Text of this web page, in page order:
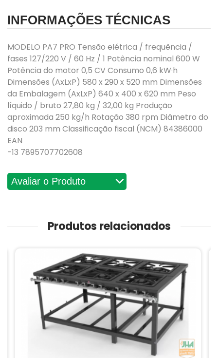
INFORMAÇÕES TÉCNICAS
MODELO PA7 PRO Tensão elétrica / frequência /
fases 127/220 V / 60 Hz / 1 Potência nominal 600 W
Potência do motor 0,5 CV Consumo 0,6 kW·h
Dimensões (AxLxP) 580 x 290 x 520 mm Dimensões
da Embalagem (AxLxP) 640 x 400 x 620 mm Peso
líquido / bruto 27,80 kg / 32,00 kg Produção
aproximada 250 kg/h Rotação 380 rpm Diâmetro do
disco 203 mm Classificação fiscal (NCM) 84386000
EAN
-13 7895707702608
Avaliações
Produtos relacionados